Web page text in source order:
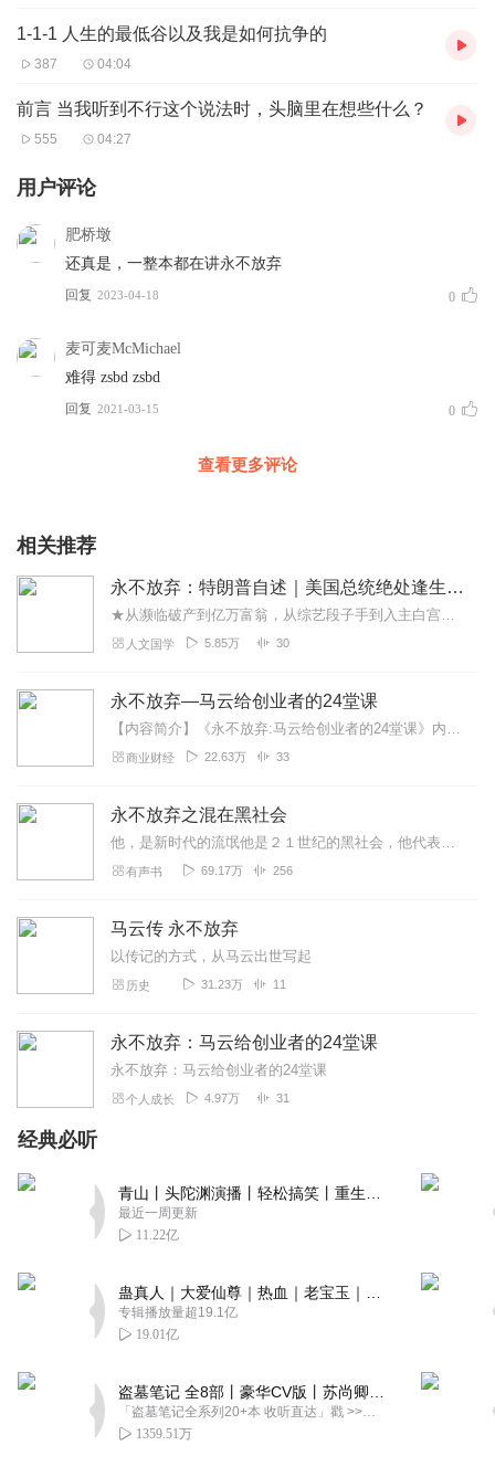
1-1-1 人生的最低谷以及我是如何抗争的
387 04:04
前言 当我听到不行这个说法时，头脑里在想些什么？
555 04:27
用户评论
肥桥墩
还真是，一整本都在讲永不放弃
回复 2023-04-18 0
麦可麦McMichael
难得 zsbd zsbd
回复 2021-03-15 0
查看更多评论
相关推荐
永不放弃：特朗普自述｜美国总统绝处逢生的传奇经历
★从濒临破产到亿万富翁，从综艺段子手到入主白宫，听美国总统特朗普亲口讲述生命中的“永不放弃”★数度面临破产危机、主流媒体嗤之以鼻，“陪跑”、“小丑”之声不绝于耳...
人文国学 5.85万 30
永不放弃—马云给创业者的24堂课
【内容简介】《永不放弃:马云给创业者的24堂课》内容简介：对于创业者来说，要想成功创业，就要像马云、约翰森那样认准目标，坚持到底，永不放弃。即使遇到一千次一万次...
商业财经 22.63万 33
永不放弃之混在黑社会
他，是新时代的流氓他是２１世纪的黑社会，他代表有品位有知识的新一代黑社会接班人他玩刀，他还流血！他甚至敢戴上金边眼镜，和人讨论咖啡和歌剧！他是从草根阶层向上攀爬...
有声书 69.17万 256
马云传 永不放弃
以传记的方式，从马云出世写起
历史 31.23万 11
永不放弃：马云给创业者的24堂课
永不放弃：马云给创业者的24堂课
个人成长 4.97万 31
经典必听
最近一周更新
11.22亿
专辑播放量超19.1亿
19.01亿
「盗墓笔记全系列20+本 收听直达」戳 >>改编自南派三叔同名作品，腾讯音乐娱乐集团出品，冠声文化制作，...
1359.51万